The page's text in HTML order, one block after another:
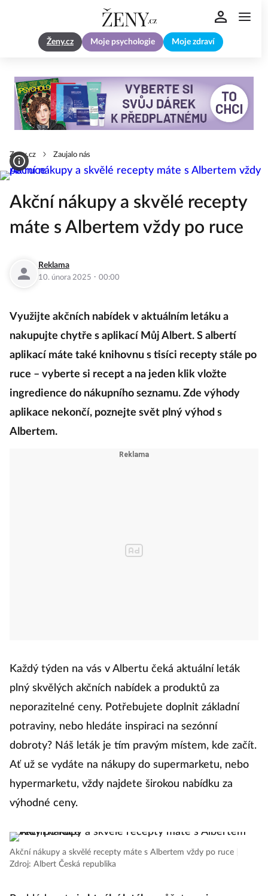
Ženy.cz Moje psychologie Moje zdraví
Zeny.cz Zaujalo nás
Akční nákupy a skvělé recepty
máte s Albertem vždy po ruce
Reklama
10. února 2025 · 00:00
Využijte akčních nabídek v aktuálním letáku a
nakupujte chytře s aplikací Můj Albert. S albertí
aplikací máte také knihovnu s tisíci recepty stále po
ruce – vyberte si recept a na jeden klik vložte
ingredience do nákupního seznamu. Zde výhody
aplikace nekončí, poznejte svět plný výhod s
Albertem.
Každý týden na vás v Albertu čeká aktuální leták
plný skvělých akčních nabídek a produktů za
neporazitelné ceny. Potřebujete doplnit základní
potraviny, nebo hledáte inspiraci na sezónní
dobroty? Náš leták je tím pravým místem, kde začít.
Ať už se vydáte na nákupy do supermarketu, nebo
hypermarketu, vždy najdete širokou nabídku za
výhodné ceny.
Akční nákupy a skvělé recepty máte s Albertem vždy po ruce
Zdroj: Albert Česká republika